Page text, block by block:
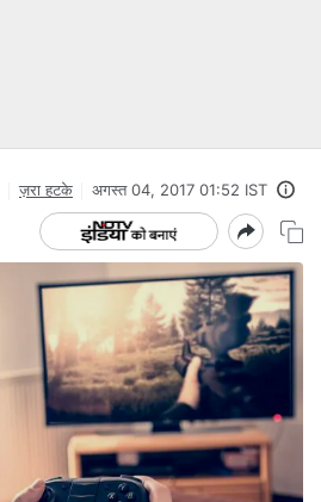
ज़रा हटके अगस्त 04, 2017 01:52 IST